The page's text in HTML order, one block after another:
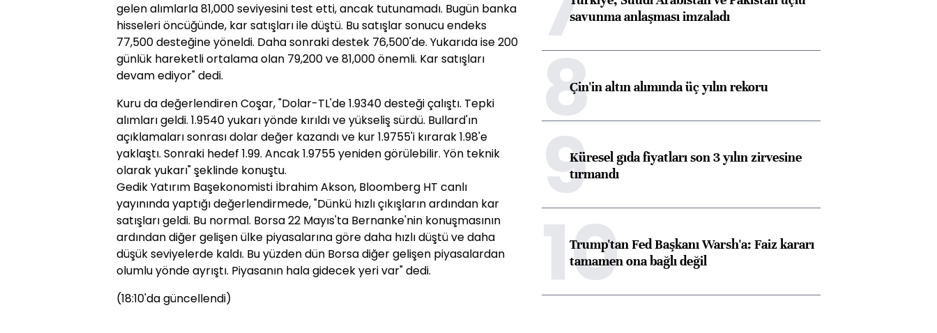
gelen alımlarla 81,000 seviyesini test etti, ancak tutunamadı. Bugün banka
hisseleri öncüğünde, kar satışları ile düştü. Bu satışlar sonucu endeks
77,500 desteğine yöneldi. Daha sonraki destek 76,500'de. Yukarıda ise 200
günlük hareketli ortalama olan 79,200 ve 81,000 önemli. Kar satışları
devam ediyor" dedi.
Kuru da değerlendiren Coşar, "Dolar-TL'de 1.9340 desteği çalıştı. Tepki
alımları geldi. 1.9540 yukarı yönde kırıldı ve yükseliş sürdü. Bullard'ın
açıklamaları sonrası dolar değer kazandı ve kur 1.9755'i kırarak 1.98'e
yaklaştı. Sonraki hedef 1.99. Ancak 1.9755 yeniden görülebilir. Yön teknik
olarak yukarı" şeklinde konuştu.
Gedik Yatırım Başekonomisti İbrahim Akson, Bloomberg HT canlı
yayınında yaptığı değerlendirmede, "Dünkü hızlı çıkışların ardından kar
satışları geldi. Bu normal. Borsa 22 Mayıs'ta Bernanke'nin konuşmasının
ardından diğer gelişen ülke piyasalarına göre daha hızlı düştü ve daha
düşük seviyelerde kaldı. Bu yüzden dün Borsa diğer gelişen piyasalardan
olumlu yönde ayrıştı. Piyasanın hala gidecek yeri var" dedi.
(18:10'da güncellendi)
savunma anlaşması imzaladı
8Çin'in altın alımında üç yılın rekoru
9Küresel gıda fiyatları son 3 yılın zirvesine
tırmandı
10
Trump'tan Fed Başkanı Warsh'a: Faiz kararı
tamamen ona bağlı değil